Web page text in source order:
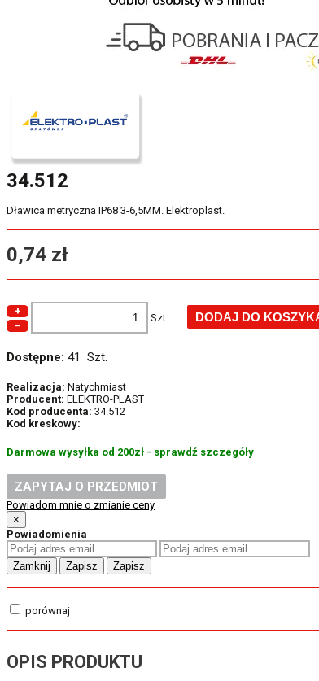
34.512
Dławica metryczna IP68 3-6,5MM. Elektroplast.
0,74 zł
+
−
Szt.
Dostępne: 41 Szt.
Realizacja: Natychmiast
Producent: ELEKTRO-PLAST
Kod producenta: 34.512
Kod kreskowy:
Darmowa wysyłka od 200zł - sprawdź szczegóły
ZAPYTAJ O PRZEDMIOT
Powiadom mnie o zmianie ceny
×
Powiadomienia
Zamknij Zapisz Zapisz
porównaj
OPIS PRODUKTU